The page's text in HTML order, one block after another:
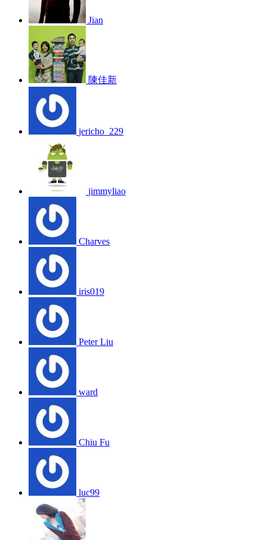
Jian
陳佳新
jericho_229
jimmyliao
Charves
iris019
Peter Liu
ward
Chiu Fu
luc99